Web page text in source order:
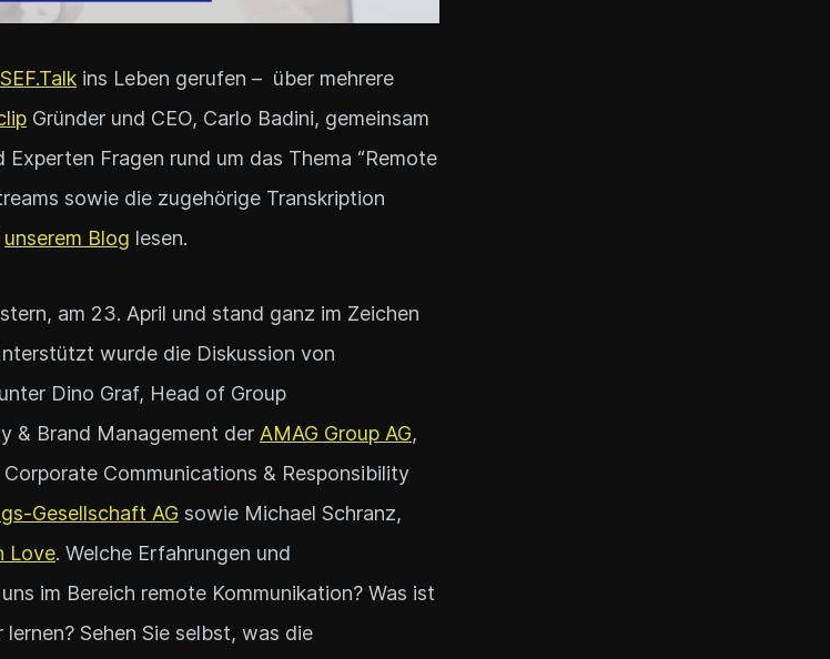
SEF.Talk ins Leben gerufen – über mehrere
Gründer und CEO, Carlo Badini, gemeinsam
Experten Fragen rund um das Thema “Remote
sowie die zugehörige Transkription
unserem Blog lesen.
am 23. April und stand ganz im Zeichen
wurde die Diskussion von
Dino Graf, Head of Group
& Brand Management der AMAG Group AG,
Communications & Responsibility
Gesellschaft AG sowie Michael Schranz,
Love. Welche Erfahrungen und
im Bereich remote Kommunikation? Was ist
Sehen Sie selbst, was die